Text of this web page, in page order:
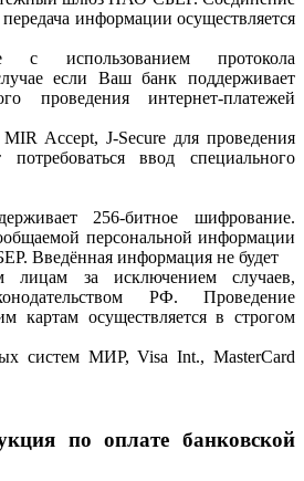
информации осуществляется
с использованием протокола
если Ваш банк поддерживает
проведения интернет-платежей
MIR Accept, J-Secure для проведения
ввод специального
256-битное шифрование.
персональной информации
Введённая информация не будет
лицам за исключением случаев,
РФ. Проведение
картам осуществляется в строгом
систем МИР, Visa Int., MasterCard
по оплате банковской